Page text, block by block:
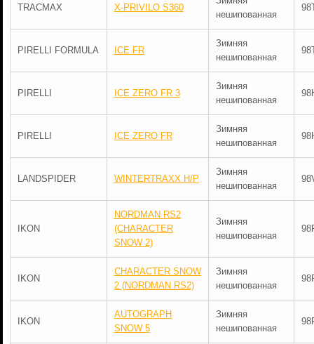
TRACMAX X-PRIVILO S360
нешипованная
PIRELLI FORMULA ICE FR
Зимняя
нешипованная
PIRELLI ICE ZERO FR 3
Зимняя
нешипованная
PIRELLI ICE ZERO FR
Зимняя
нешипованная
LANDSPIDER WINTERTRAXX H/P
Зимняя
нешипованная
IKON
NORDMAN RS2
(CHARACTER
SNOW 2)
Зимняя
нешипованная
IKON
CHARACTER SNOW
2 (NORDMAN RS2)
Зимняя
нешипованная
IKON
AUTOGRAPH
SNOW 5
Зимняя
нешипованная